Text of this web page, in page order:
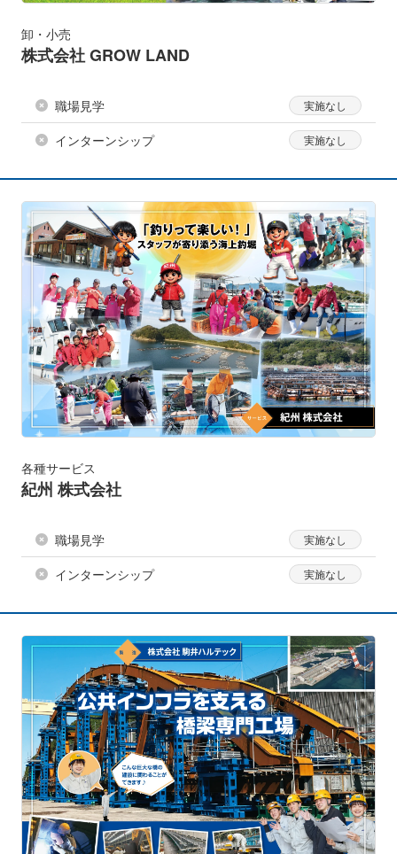
卸・小売
株式会社 GROW LAND
職場見学
インターンシップ
各種サービス
紀州 株式会社
職場見学
インターンシップ